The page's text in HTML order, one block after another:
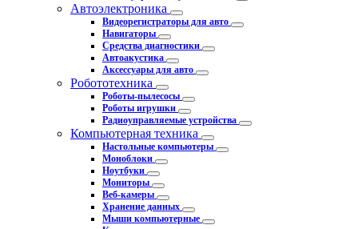
Автоэлектроника
Видеорегистраторы для авто
Навигаторы
Средства диагностики
Автоакустика
Аксессуары для авто
Робототехника
Роботы-пылесосы
Роботы игрушки
Радиоуправляемые устройства
Компьютерная техника
Настольные компьютеры
Моноблоки
Ноутбуки
Мониторы
Веб-камеры
Хранение данных
Мыши компьютерные